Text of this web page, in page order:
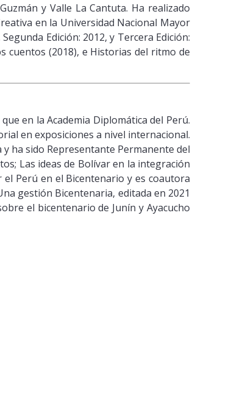
y Valle La Cantuta. Ha realizado
en la Universidad Nacional Mayor
Edición: 2012, y Tercera Edición:
cuentos (2018), e Historias del ritmo de
en la Academia Diplomática del Perú.
en exposiciones a nivel internacional.
ha sido Representante Permanente del
Las ideas de Bolívar en la integración
Perú en el Bicentenario y es coautora
gestión Bicentenaria, editada en 2021
el bicentenario de Junín y Ayacucho